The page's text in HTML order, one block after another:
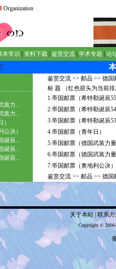
·Organization
本常识 资料下载 鉴赏交流 学术专题
论
装力...
装力...
公决）
诞辰...
诞辰...
诞辰...
鉴赏交流 >> 邮品 >> 德国
标 题 （红色箭头为当前
1.帝国邮票（希特勒诞辰
2.帝国邮票（希特勒诞辰
3.帝国邮票（希特勒诞辰
4.帝国邮票（青年日）
5.帝国邮票（德国武装力
6.帝国邮票（德国武装力
7.帝国邮票（奥地利公决）
鉴赏交流 >> 邮品 >> 德国
关于本站| 联系
Copyright ©